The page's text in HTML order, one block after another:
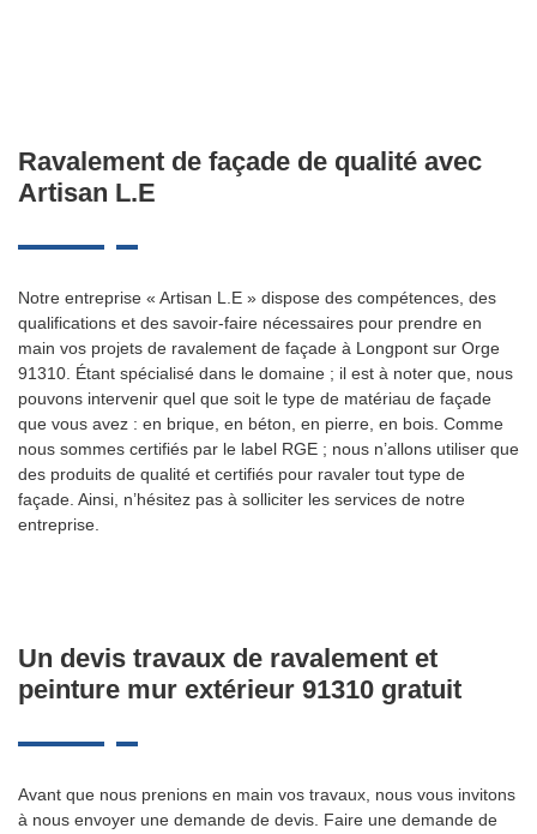
Ravalement de façade de qualité avec
Artisan L.E
Notre entreprise « Artisan L.E » dispose des compétences, des
qualifications et des savoir-faire nécessaires pour prendre en
main vos projets de ravalement de façade à Longpont sur Orge
91310. Étant spécialisé dans le domaine ; il est à noter que, nous
pouvons intervenir quel que soit le type de matériau de façade
que vous avez : en brique, en béton, en pierre, en bois. Comme
nous sommes certifiés par le label RGE ; nous n’allons utiliser que
des produits de qualité et certifiés pour ravaler tout type de
façade. Ainsi, n’hésitez pas à solliciter les services de notre
entreprise.
Un devis travaux de ravalement et
peinture mur extérieur 91310 gratuit
Avant que nous prenions en main vos travaux, nous vous invitons
à nous envoyer une demande de devis. Faire une demande de